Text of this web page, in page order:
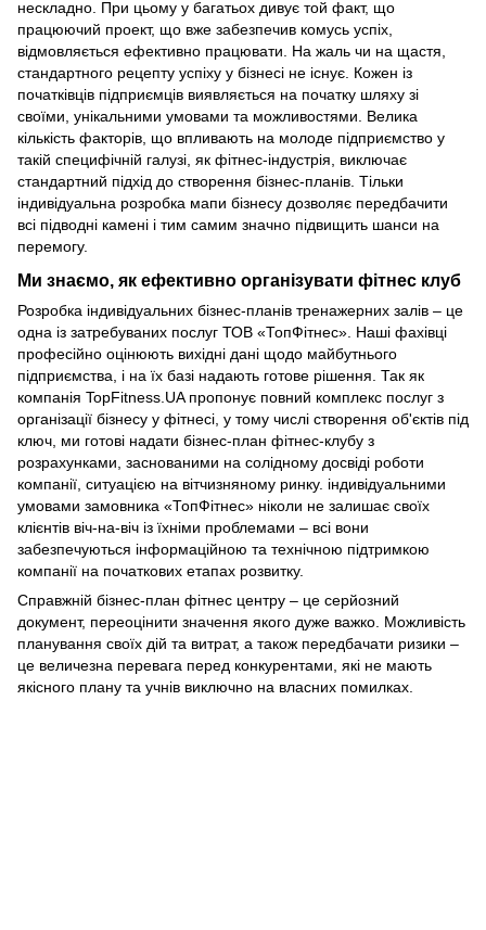
нескладно. При цьому у багатьох дивує той факт, що
працюючий проект, що вже забезпечив комусь успіх,
відмовляється ефективно працювати. На жаль чи на щастя,
стандартного рецепту успіху у бізнесі не існує. Кожен із
початківців підприємців виявляється на початку шляху зі
своїми, унікальними умовами та можливостями. Велика
кількість факторів, що впливають на молоде підприємство у
такій специфічній галузі, як фітнес-індустрія, виключає
стандартний підхід до створення бізнес-планів. Тільки
індивідуальна розробка мапи бізнесу дозволяє передбачити
всі підводні камені і тим самим значно підвищить шанси на
перемогу.
Ми знаємо, як ефективно організувати фітнес клуб
Розробка індивідуальних бізнес-планів тренажерних залів – це
одна із затребуваних послуг ТОВ «ТопФітнес». Наші фахівці
професійно оцінюють вихідні дані щодо майбутнього
підприємства, і на їх базі надають готове рішення. Так як
компанія TopFitness.UA пропонує повний комплекс послуг з
організації бізнесу у фітнесі, у тому числі створення об'єктів під
ключ, ми готові надати бізнес-план фітнес-клубу з
розрахунками, заснованими на солідному досвіді роботи
компанії, ситуацією на вітчизняному ринку. індивідуальними
умовами замовника «ТопФітнес» ніколи не залишає своїх
клієнтів віч-на-віч із їхніми проблемами – всі вони
забезпечуються інформаційною та технічною підтримкою
компанії на початкових етапах розвитку.
Справжній бізнес-план фітнес центру – це серйозний
документ, переоцінити значення якого дуже важко. Можливість
планування своїх дій та витрат, а також передбачати ризики –
це величезна перевага перед конкурентами, які не мають
якісного плану та учнів виключно на власних помилках.